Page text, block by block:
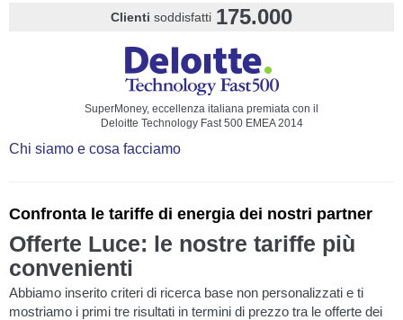
Clienti soddisfatti 175.000
SuperMoney, eccellenza italiana premiata con il
Deloitte Technology Fast 500 EMEA 2014
Chi siamo e cosa facciamo
Confronta le tariffe di energia dei nostri partner
Offerte Luce: le nostre tariffe più
convenienti
Abbiamo inserito criteri di ricerca base non personalizzati e ti
mostriamo i primi tre risultati in termini di prezzo tra le offerte dei